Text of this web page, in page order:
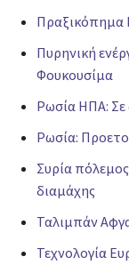
Πραξικόπημα
Πυρηνική
Φουκουσίμα
Ρωσία ΗΠΑ: Σε
Ρωσία:
Συρία
διαμάχης
Ταλιμπάν
Τεχνολογία